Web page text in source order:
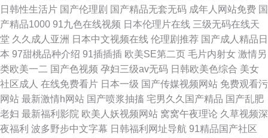
日韩性生活片 国产伦理剧 国产精品无套无码 成年人网站免费 国
产精品1000 91九色在线视频 日本伦理片在线 三级无码在线天
堂 久久成人亚洲 日本中文视频在线 伦理剧推荐 国产成人精品日
本 97甜桃品种介绍 91插插插 欧美SE第二页 毛片内射女 激情另
类欧美一二 国产色视频 孕妇三级av无码 日韩欧美色综合 美女
社区成人 在线免费看片 日本一级 国产传媒视频网站 免费观看污
网站 最新激情h网站 国产喷浆抽搐 宅男久久国产精品 国产乱肥
老妇 最新福利影院 欧美人妖视频网站 窝窝午夜理论 久草视频深
夜福利 波多野步中文字幕 日韩福利网址导航 91精品国产社区